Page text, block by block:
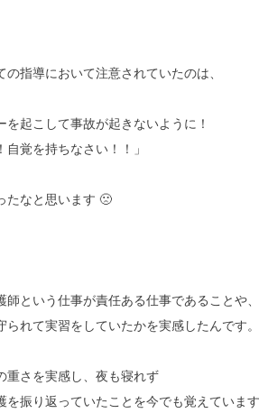
指導において注意されていたのは、
を起こして事故が起きないように！
覚を持ちなさい！！」
たなと思います 🙁
師という仕事が責任ある仕事であることや、
られて実習をしていたかを実感したんです。
重さを実感し、夜も寝れず
を振り返っていたことを今でも覚えていま